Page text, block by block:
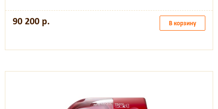
90 200 р. В корзину